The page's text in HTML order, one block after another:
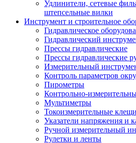
Удлинители, сетевые
штепсельные вилки
Инструмент и строительное
Гидравлическое
Гидравлический
Прессы гидравлические
Прессы гидравлические
Измерительный
Контроль параметров
Пирометры
Контрольно-
Мультиметры
Токоизмерительные клещи
Указатели напряжения и
Ручной измерительный
Рулетки и ленты